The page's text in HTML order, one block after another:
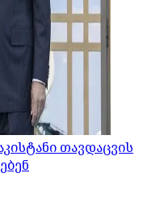
თავდაცვის